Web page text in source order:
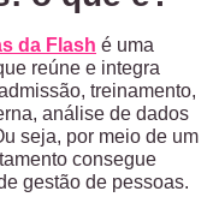
da Flash é uma
reúne e integra
treinamento,
análise de dados
seja, por meio de um
consegue
gestão de pessoas.